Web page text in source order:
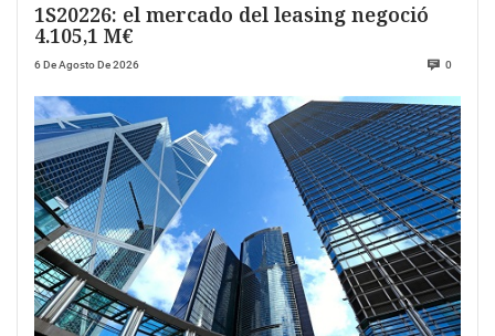
1S20226: el mercado del leasing negoció
4.105,1 M€
6 De Agosto De 2026 0